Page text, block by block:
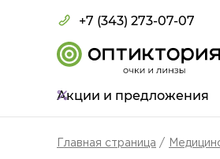
+7 (343) 273-07-07
Акции и предложения
Главная страница